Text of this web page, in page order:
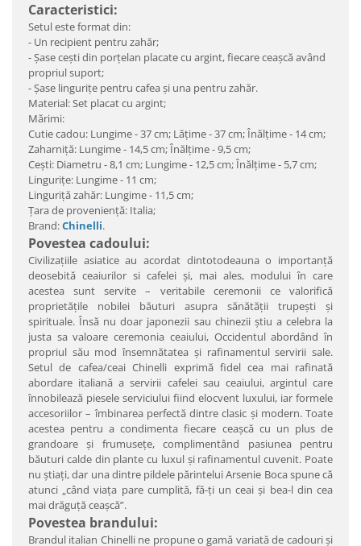
Caracteristici:
Setul este format din:
- Un recipient pentru zahăr;
- Şase ceşti din porţelan placate cu argint, fiecare ceașcă având
propriul suport;
- Şase lingurițe pentru cafea şi una pentru zahăr.
Material: Set placat cu argint;
Mărimi:
Cutie cadou: Lungime - 37 cm; Lăţime - 37 cm; Înălţime - 14 cm;
Zaharniţă: Lungime - 14,5 cm; Înălţime - 9,5 cm;
Ceşti: Diametru - 8,1 cm; Lungime - 12,5 cm; Înălţime - 5,7 cm;
Linguriţe: Lungime - 11 cm;
Linguriţă zahăr: Lungime - 11,5 cm;
Ţara de provenienţă: Italia;
Brand:Chinelli.
Povestea cadoului:
Civilizaţiile asiatice au acordat dintotodeauna o importanţă
deosebită ceaiurilor si cafelei şi, mai ales, modului în care
acestea sunt servite – veritabile ceremonii ce valorifică
proprietăţile nobilei băuturi asupra sănătăţii trupeşti şi
spirituale. Însă nu doar japonezii sau chinezii ştiu a celebra la
justa sa valoare ceremonia ceaiului, Occidentul abordând în
propriul său mod însemnătatea şi rafinamentul servirii sale.
Setul de cafea/ceai Chinelli exprimă fidel cea mai rafinată
abordare italiană a servirii cafelei sau ceaiului, argintul care
înnobilează piesele serviciului fiind elocvent luxului, iar formele
accesoriilor – îmbinarea perfectă dintre clasic şi modern. Toate
acestea pentru a condimenta fiecare ceaşcă cu un plus de
grandoare şi frumuseţe, complimentând pasiunea pentru
băuturi calde din plante cu luxul şi rafinamentul cuvenit. Poate
nu ştiaţi, dar una dintre pildele părintelui Arsenie Boca spune că
atunci „când viaţa pare cumplită, fă-ţi un ceai şi bea-l din cea
mai drăguţă ceaşcă”.
Povestea brandului:
Brandul italian Chinelli ne propune o gamă variată de cadouri şi